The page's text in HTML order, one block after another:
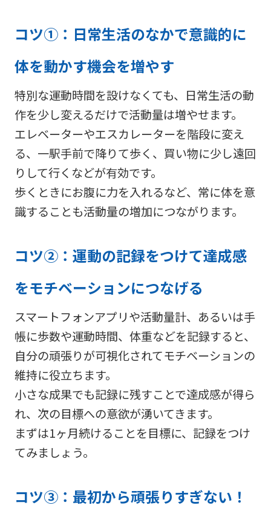
コツ①：日常生活のなかで意識的に
体を動かす機会を増やす
特別な運動時間を設けなくても、日常生活の動
作を少し変えるだけで活動量は増やせます。
エレベーターやエスカレーターを階段に変え
る、一駅手前で降りて歩く、買い物に少し遠回
りして行くなどが有効です。
歩くときにお腹に力を入れるなど、常に体を意
識することも活動量の増加につながります。
コツ②：運動の記録をつけて達成感
をモチベーションにつなげる
スマートフォンアプリや活動量計、あるいは手
帳に歩数や運動時間、体重などを記録すると、
自分の頑張りが可視化されてモチベーションの
維持に役立ちます。
小さな成果でも記録に残すことで達成感が得ら
れ、次の目標への意欲が湧いてきます。
まずは1ヶ月続けることを目標に、記録をつけ
てみましょう。
コツ③：最初から頑張りすぎない！